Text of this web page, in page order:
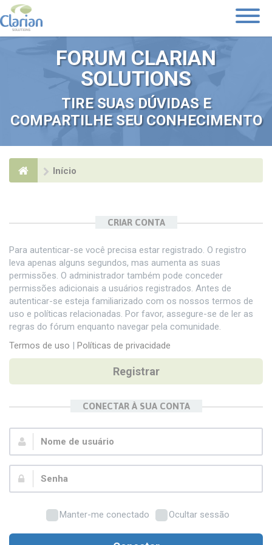
Toggle
FORUM CLARIAN
SOLUTIONS
TIRE SUAS DÚVIDAS E
COMPARTILHE SEU CONHECIMENTO
Início
CRIAR CONTA
Para autenticar-se você precisa estar registrado. O registro
leva apenas alguns segundos, mas aumenta as suas
permissões. O administrador também pode conceder
permissões adicionais a usuários registrados. Antes de
autenticar-se esteja familiarizado com os nossos termos de
uso e políticas relacionadas. Por favor, assegure-se de ler as
regras do fórum enquanto navegar pela comunidade.
Termos de uso | Políticas de privacidade
Registrar
CONECTAR À SUA CONTA
Nome
de
usuário:
Senha:
Manter-me conectado Ocultar sessão